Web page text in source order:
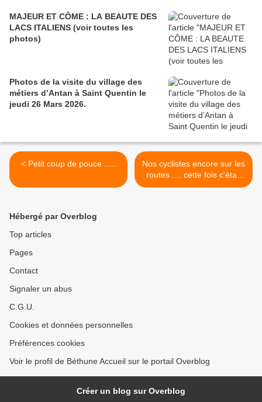
MAJEUR ET CÔME : LA BEAUTE DES
LACS ITALIENS (voir toutes les
photos)
Photos de la visite du village des
métiers d’Antan à Saint Quentin le
jeudi 26 Mars 2026.
< Petit coup de pouce .....
Nos cyclistes encore sur les
routes .... cette fois c'était
Cassel ! >
Hébergé par Overblog
Top articles
Pages
Contact
Signaler un abus
C.G.U.
Cookies et données personnelles
Préférences cookies
Voir le profil de Béthune Accueil sur le portail Overblog
Créer un blog sur Overblog